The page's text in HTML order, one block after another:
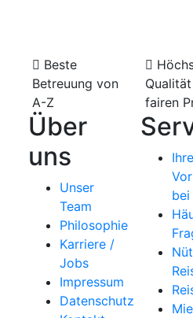
Beste
Betreuung von
A-Z
fairen
Über
uns
Unser
Team
Philosophie
Karriere /
Jobs
Impressum
Datenschutz
Ihre
bei